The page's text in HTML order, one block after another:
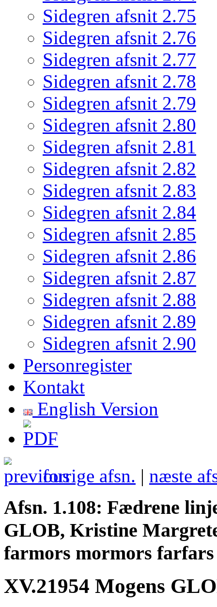
Sidegren afsnit 2.75
Sidegren afsnit 2.76
Sidegren afsnit 2.77
Sidegren afsnit 2.78
Sidegren afsnit 2.79
Sidegren afsnit 2.80
Sidegren afsnit 2.81
Sidegren afsnit 2.82
Sidegren afsnit 2.83
Sidegren afsnit 2.84
Sidegren afsnit 2.85
Sidegren afsnit 2.86
Sidegren afsnit 2.87
Sidegren afsnit 2.88
Sidegren afsnit 2.89
Sidegren afsnit 2.90
Personregister
Kontakt
English Version
forrige afsn. | næste
Afsn. 1.108: Fædrene
GLOB, Kristine
farmors mormors
XV.21954 Mogens